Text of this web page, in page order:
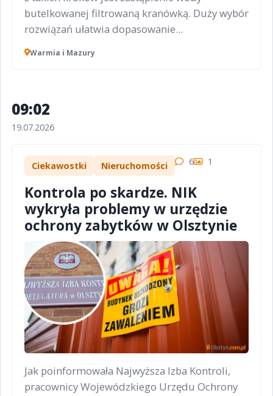
butelkowanej filtrowaną kranówką. Duży wybór
rozwiązań ułatwia dopasowanie...
Warmia i Mazury
09:02
19.07.2026
Ciekawostki Nieruchomości 6 1
Kontrola po skardze. NIK
wykryła problemy w urzędzie
ochrony zabytków w Olsztynie
Jak poinformowała Najwyższa Izba Kontroli,
pracownicy Wojewódzkiego Urzędu Ochrony